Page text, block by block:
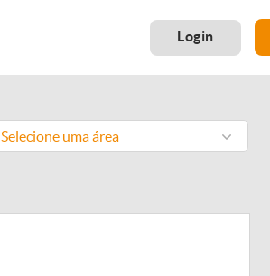
Login
Selecione uma área